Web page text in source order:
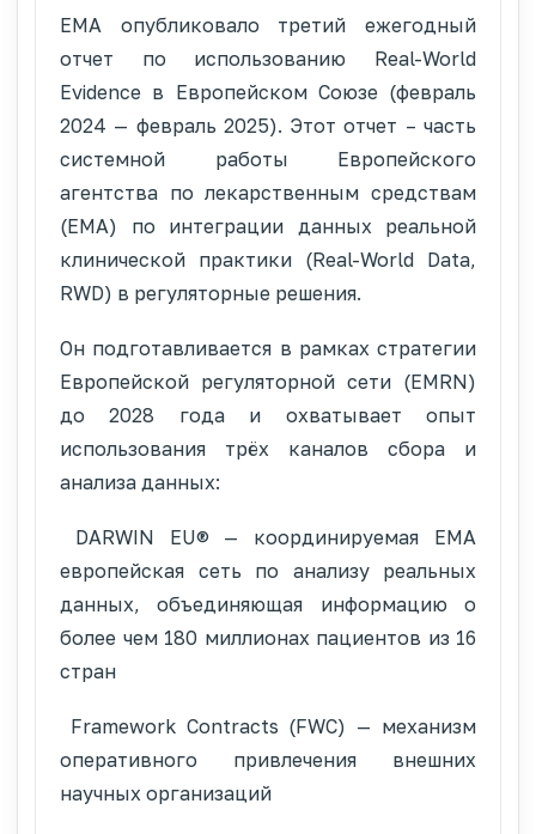
EMA опубликовало третий ежегодный
отчет по использованию Real-World
Evidence в Европейском Союзе (февраль
2024 — февраль 2025). Этот отчет – часть
системной работы Европейского
агентства по лекарственным средствам
(EMA) по интеграции данных реальной
клинической практики (Real-World Data,
RWD) в регуляторные решения.
Он подготавливается в рамках стратегии
Европейской регуляторной сети (EMRN)
до 2028 года и охватывает опыт
использования трёх каналов сбора и
анализа данных:
DARWIN EU® — координируемая EMA
европейская сеть по анализу реальных
данных, объединяющая информацию о
более чем 180 миллионах пациентов из 16
стран
Framework Contracts (FWC) — механизм
оперативного привлечения внешних
научных организаций